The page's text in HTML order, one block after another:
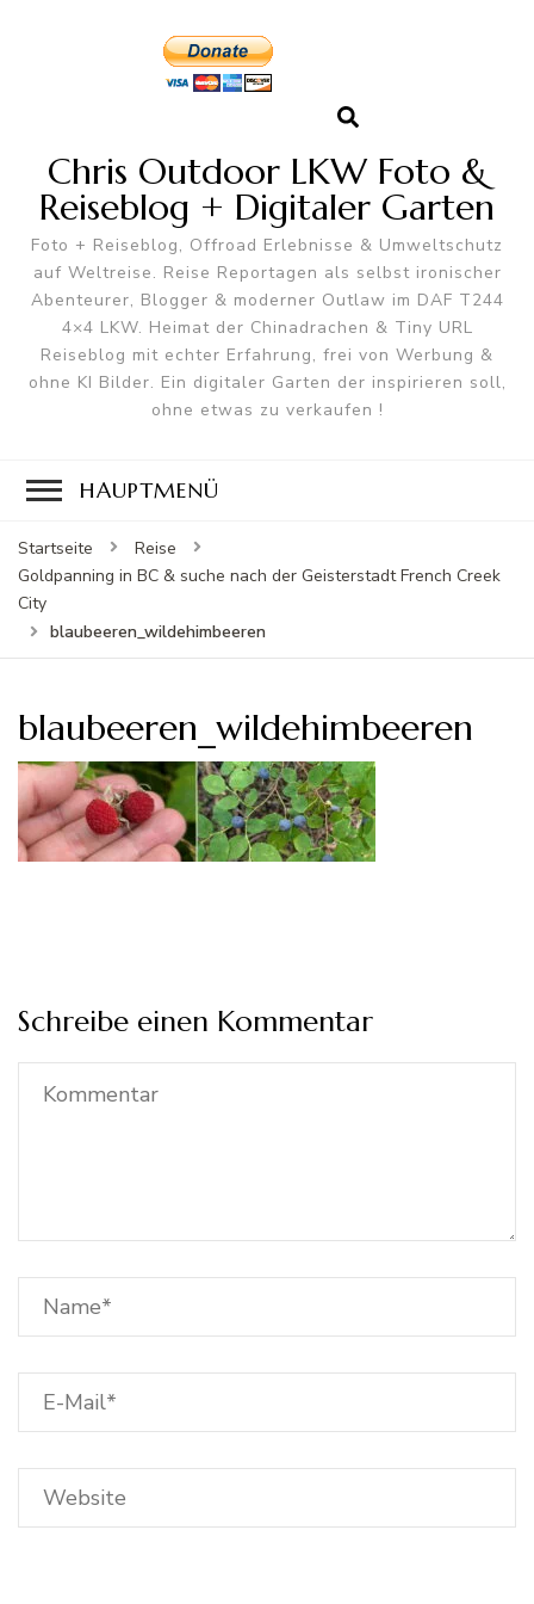
Chris Outdoor LKW Foto &
Reiseblog + Digitaler Garten
Foto + Reiseblog, Offroad Erlebnisse & Umweltschutz
auf Weltreise. Reise Reportagen als selbst ironischer
Abenteurer, Blogger & moderner Outlaw im DAF T244
4×4 LKW. Heimat der Chinadrachen & Tiny URL
Reiseblog mit echter Erfahrung, frei von Werbung &
ohne KI Bilder. Ein digitaler Garten der inspirieren soll,
ohne etwas zu verkaufen !
HAUPTMENÜ
Startseite
Reise
Goldpanning in BC & suche nach der Geisterstadt French Creek
City
blaubeeren_wildehimbeeren
blaubeeren_wildehimbeeren
Schreibe einen Kommentar